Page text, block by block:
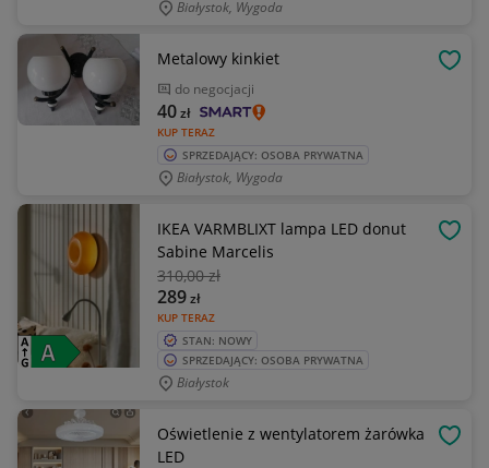
Białystok, Wygoda
Metalowy kinkiet
do negocjacji
KUP TERAZ
40zł
SPRZEDAJĄCY: OSOBA PRYWATNA
Białystok, Wygoda
IKEA VARMBLIXT lampa LED donut
Sabine Marcelis
310,00 zł
KUP TERAZ
289zł
STAN: NOWY
SPRZEDAJĄCY: OSOBA PRYWATNA
Białystok
Oświetlenie z wentylatorem żarówka
LED